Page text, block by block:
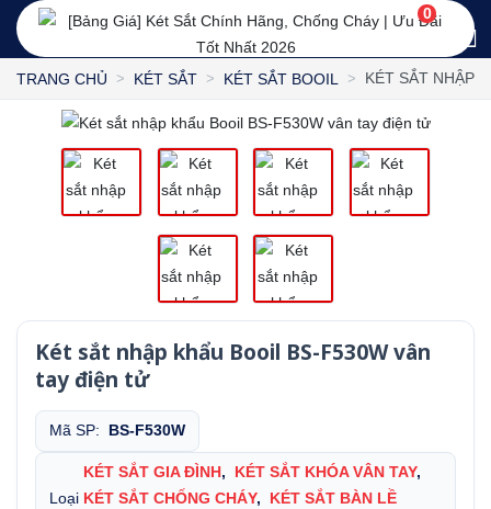
0
TRANG CHỦ KÉT SẮT KÉT SẮT BOOIL KÉT SẮT NHẬP
Két sắt nhập khẩu Booil BS-F530W vân
tay điện tử
Mã SP: BS-F530W
Loại
KÉT SẮT GIA ĐÌNH , KÉT SẮT KHÓA VÂN TAY,
KÉT SẮT CHỐNG CHÁY,
KÉT SẮT BÀN LỀ